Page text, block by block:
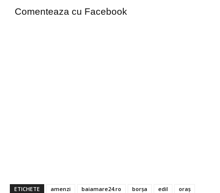
Comenteaza cu Facebook
ETICHETE amenzi baiamare24.ro borșa edil
oraș